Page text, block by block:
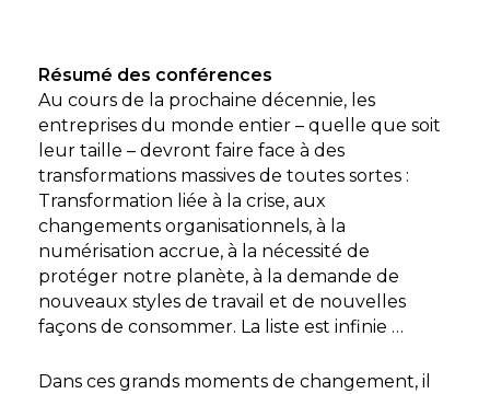
Résumé des conférences
Au cours de la prochaine décennie, les
entreprises du monde entier – quelle que soit
leur taille – devront faire face à des
transformations massives de toutes sortes :
Transformation liée à la crise, aux
changements organisationnels, à la
numérisation accrue, à la nécessité de
protéger notre planète, à la demande de
nouveaux styles de travail et de nouvelles
façons de consommer. La liste est infinie …
Dans ces grands moments de changement, il